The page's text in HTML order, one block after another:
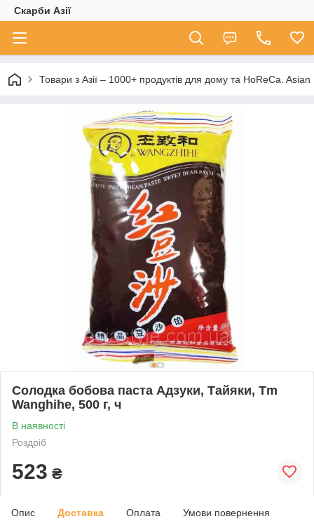
Скарби Азії
Товари з Азії – 1000+ продуктів для дому та HoReCa.
Солодка бобова паста Адзуки, Тайяки, Tm
Wanghihe, 500 г, ч
В наявності
Роздріб
523 ₴
Опис Доставка Оплата Умови повернення